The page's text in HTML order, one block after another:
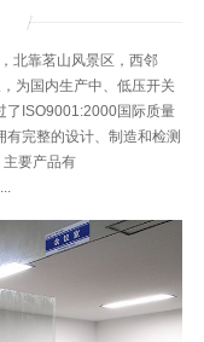
北靠茗山风景区，西邻
为国内生产中、低压开关
了ISO9001:2000国际质量
有完整的设计、制造和检测
要产品有